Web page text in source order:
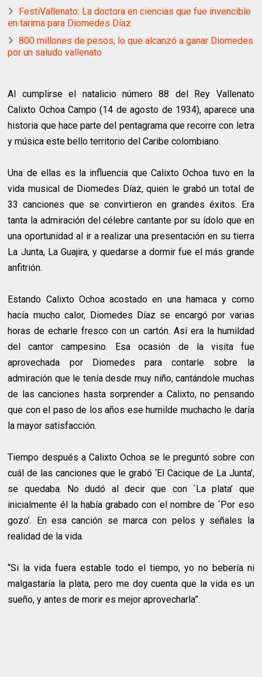
FestiVallenato: La doctora en ciencias que fue invencible
en tarima para Diomedes Díaz
800 millones de pesos, lo que alcanzó a ganar Diomedes
por un saludo vallenato
Al cumplirse el natalicio número 88 del Rey Vallenato
Calixto Ochoa Campo (14 de agosto de 1934), aparece una
historia que hace parte del pentagrama que recorre con letra
y música este bello territorio del Caribe colombiano.
Una de ellas es la influencia que Calixto Ochoa tuvo en la
vida musical de Diomedes Díaz, quien le grabó un total de
33 canciones que se convirtieron en grandes éxitos. Era
tanta la admiración del célebre cantante por su ídolo que en
una oportunidad al ir a realizar una presentación en su tierra
La Junta, La Guajira, y quedarse a dormir fue el más grande
anfitrión.
Estando Calixto Ochoa acostado en una hamaca y como
hacía mucho calor, Diomedes Díaz se encargó por varias
horas de echarle fresco con un cartón. Así era la humildad
del cantor campesino. Esa ocasión de la visita fue
aprovechada por Diomedes para contarle sobre la
admiración que le tenía desde muy niño, cantándole muchas
de las canciones hasta sorprender a Calixto, no pensando
que con el paso de los años ese humilde muchacho le daría
la mayor satisfacción.
Tiempo después a Calixto Ochoa se le preguntó sobre con
cuál de las canciones que le grabó ‘El Cacique de La Junta’,
se quedaba. No dudó al decir que con ´La plata’ que
inicialmente él la había grabado con el nombre de ´Por eso
gozo’. En esa canción se marca con pelos y señales la
realidad de la vida.
“Si la vida fuera estable todo el tiempo, yo no bebería ni
malgastaría la plata, pero me doy cuenta que la vida es un
sueño, y antes de morir es mejor aprovecharla”.